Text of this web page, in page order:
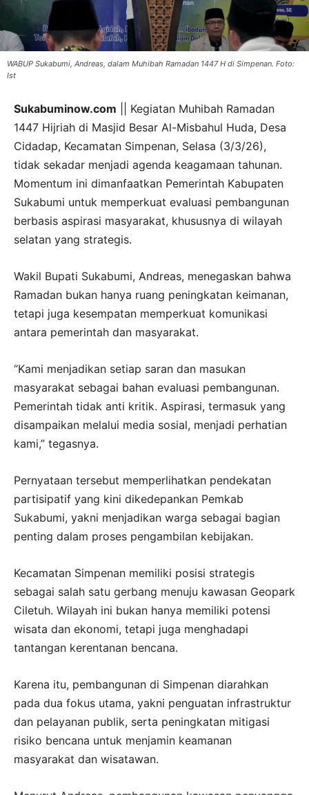
WABUP Sukabumi, Andreas, dalam Muhibah Ramadan 1447 H di Simpenan. Foto:
Ist
Sukabuminow.com || Kegiatan Muhibah Ramadan
1447 Hijriah di Masjid Besar Al-Misbahul Huda, Desa
Cidadap, Kecamatan Simpenan, Selasa (3/3/26),
tidak sekadar menjadi agenda keagamaan tahunan.
Momentum ini dimanfaatkan Pemerintah Kabupaten
Sukabumi untuk memperkuat evaluasi pembangunan
berbasis aspirasi masyarakat, khususnya di wilayah
selatan yang strategis.
Wakil Bupati Sukabumi, Andreas, menegaskan bahwa
Ramadan bukan hanya ruang peningkatan keimanan,
tetapi juga kesempatan memperkuat komunikasi
antara pemerintah dan masyarakat.
“Kami menjadikan setiap saran dan masukan
masyarakat sebagai bahan evaluasi pembangunan.
Pemerintah tidak anti kritik. Aspirasi, termasuk yang
disampaikan melalui media sosial, menjadi perhatian
kami,” tegasnya.
Pernyataan tersebut memperlihatkan pendekatan
partisipatif yang kini dikedepankan Pemkab
Sukabumi, yakni menjadikan warga sebagai bagian
penting dalam proses pengambilan kebijakan.
Kecamatan Simpenan memiliki posisi strategis
sebagai salah satu gerbang menuju kawasan Geopark
Ciletuh. Wilayah ini bukan hanya memiliki potensi
wisata dan ekonomi, tetapi juga menghadapi
tantangan kerentanan bencana.
Karena itu, pembangunan di Simpenan diarahkan
pada dua fokus utama, yakni penguatan infrastruktur
dan pelayanan publik, serta peningkatan mitigasi
risiko bencana untuk menjamin keamanan
masyarakat dan wisatawan.